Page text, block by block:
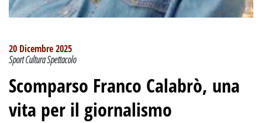
20 Dicembre 2025
Sport Cultura Spettacolo
Scomparso Franco Calabrò, una
vita per il giornalismo